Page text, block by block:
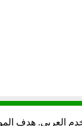
العربي. هدف